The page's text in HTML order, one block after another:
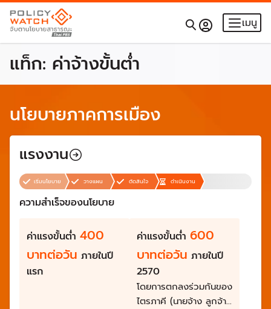
เมนู
แท็ก: ค่าจ้างขั้นต่ำ
นโยบายภาคการเมือง
แรงงาน
เริ่มนโยบาย วางแผน ตัดสินใจ ดำเนินงาน
ความสำเร็จของนโยบาย
ค่าแรงขั้นต่ำ 400
บาทต่อวัน ภายในปี
แรก
ค่าแรงขั้นต่ำ 600
บาทต่อวัน ภายในปี
2570
โดยการตกลงร่วมกันของ
ไตรภาคี (นายจ้าง ลูกจ้าง